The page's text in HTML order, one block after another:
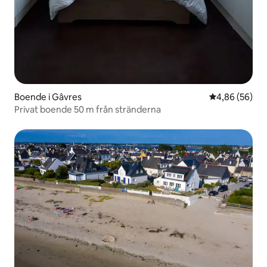
Boende i Gâvres 4,86 av 5 i
4,86 (56)
Privat boende 50 m från stränderna